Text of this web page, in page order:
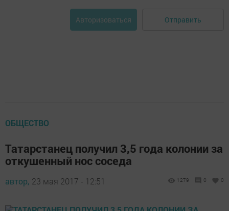
Авторизоваться Отправить
ОБЩЕСТВО
Татарстанец получил 3,5 года колонии за
откушенный нос соседа
автор, 23 мая 2017 - 12:51 1279 0 0